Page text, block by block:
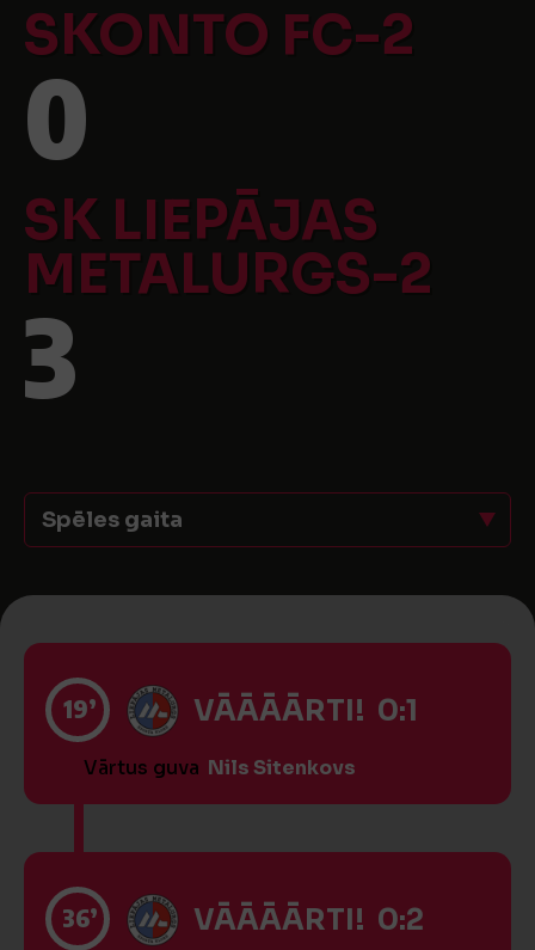
SKONTO FC-2
0
SK LIEPĀJAS
METALURGS-2
3
Spēles gaita
19’ VĀĀĀĀRTI! 0:1
Vārtus guva Nils Sitenkovs
36’ VĀĀĀĀRTI! 0:2